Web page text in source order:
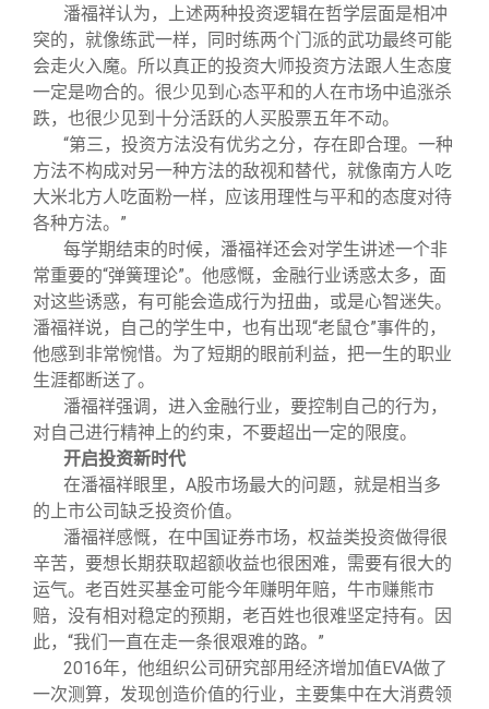
潘福祥认为，上述两种投资逻辑在哲学层面是相冲
突的，就像练武一样，同时练两个门派的武功最终可能
会走火入魔。所以真正的投资大师投资方法跟人生态度
一定是吻合的。很少见到心态平和的人在市场中追涨杀
跌，也很少见到十分活跃的人买股票五年不动。
“第三，投资方法没有优劣之分，存在即合理。一种
方法不构成对另一种方法的敌视和替代，就像南方人吃
大米北方人吃面粉一样，应该用理性与平和的态度对待
各种方法。”
每学期结束的时候，潘福祥还会对学生讲述一个非
常重要的“弹簧理论”。他感慨，金融行业诱惑太多，面
对这些诱惑，有可能会造成行为扭曲，或是心智迷失。
潘福祥说，自己的学生中，也有出现“老鼠仓”事件的，
他感到非常惋惜。为了短期的眼前利益，把一生的职业
生涯都断送了。
潘福祥强调，进入金融行业，要控制自己的行为，
对自己进行精神上的约束，不要超出一定的限度。
开启投资新时代
在潘福祥眼里，A股市场最大的问题，就是相当多
的上市公司缺乏投资价值。
潘福祥感慨，在中国证券市场，权益类投资做得很
辛苦，要想长期获取超额收益也很困难，需要有很大的
运气。老百姓买基金可能今年赚明年赔，牛市赚熊市
赔，没有相对稳定的预期，老百姓也很难坚定持有。因
此，“我们一直在走一条很艰难的路。”
2016年，他组织公司研究部用经济增加值EVA做了
一次测算，发现创造价值的行业，主要集中在大消费领